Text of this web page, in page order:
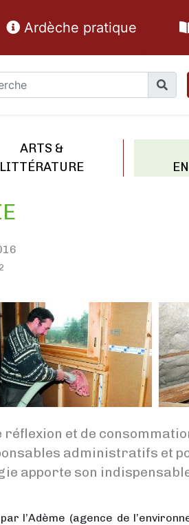
Ardèche pratique
ARTS &
LITTÉRATURE
réflexion et de
administratifs et
apporte son
l’Adème (agence de